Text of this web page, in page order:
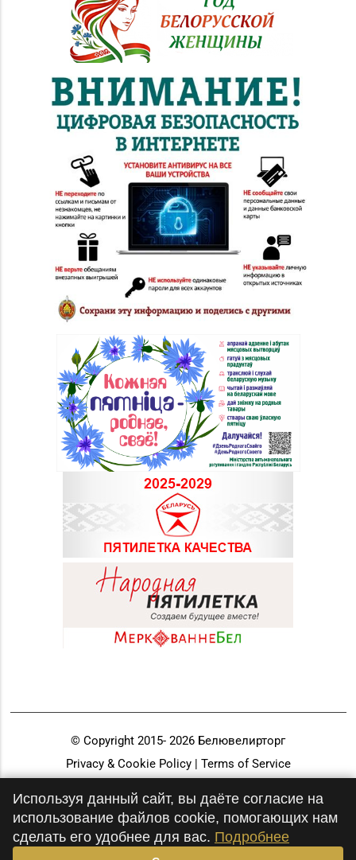
© Copyright 2015- 2026 Белювелирторг
Privacy & Cookie Policy | Terms of Service
Используя данный сайт, вы даёте согласие на
использование файлов cookie, помогающих нам
сделать его удобнее для вас. Подробнее